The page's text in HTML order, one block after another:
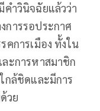
คำวินิจฉัยแล้วว่า
ารรอประกาศ
คการเมือง ทั้งใน
ละการหาสมาชิก
กล้ชิดและมีการ
วย